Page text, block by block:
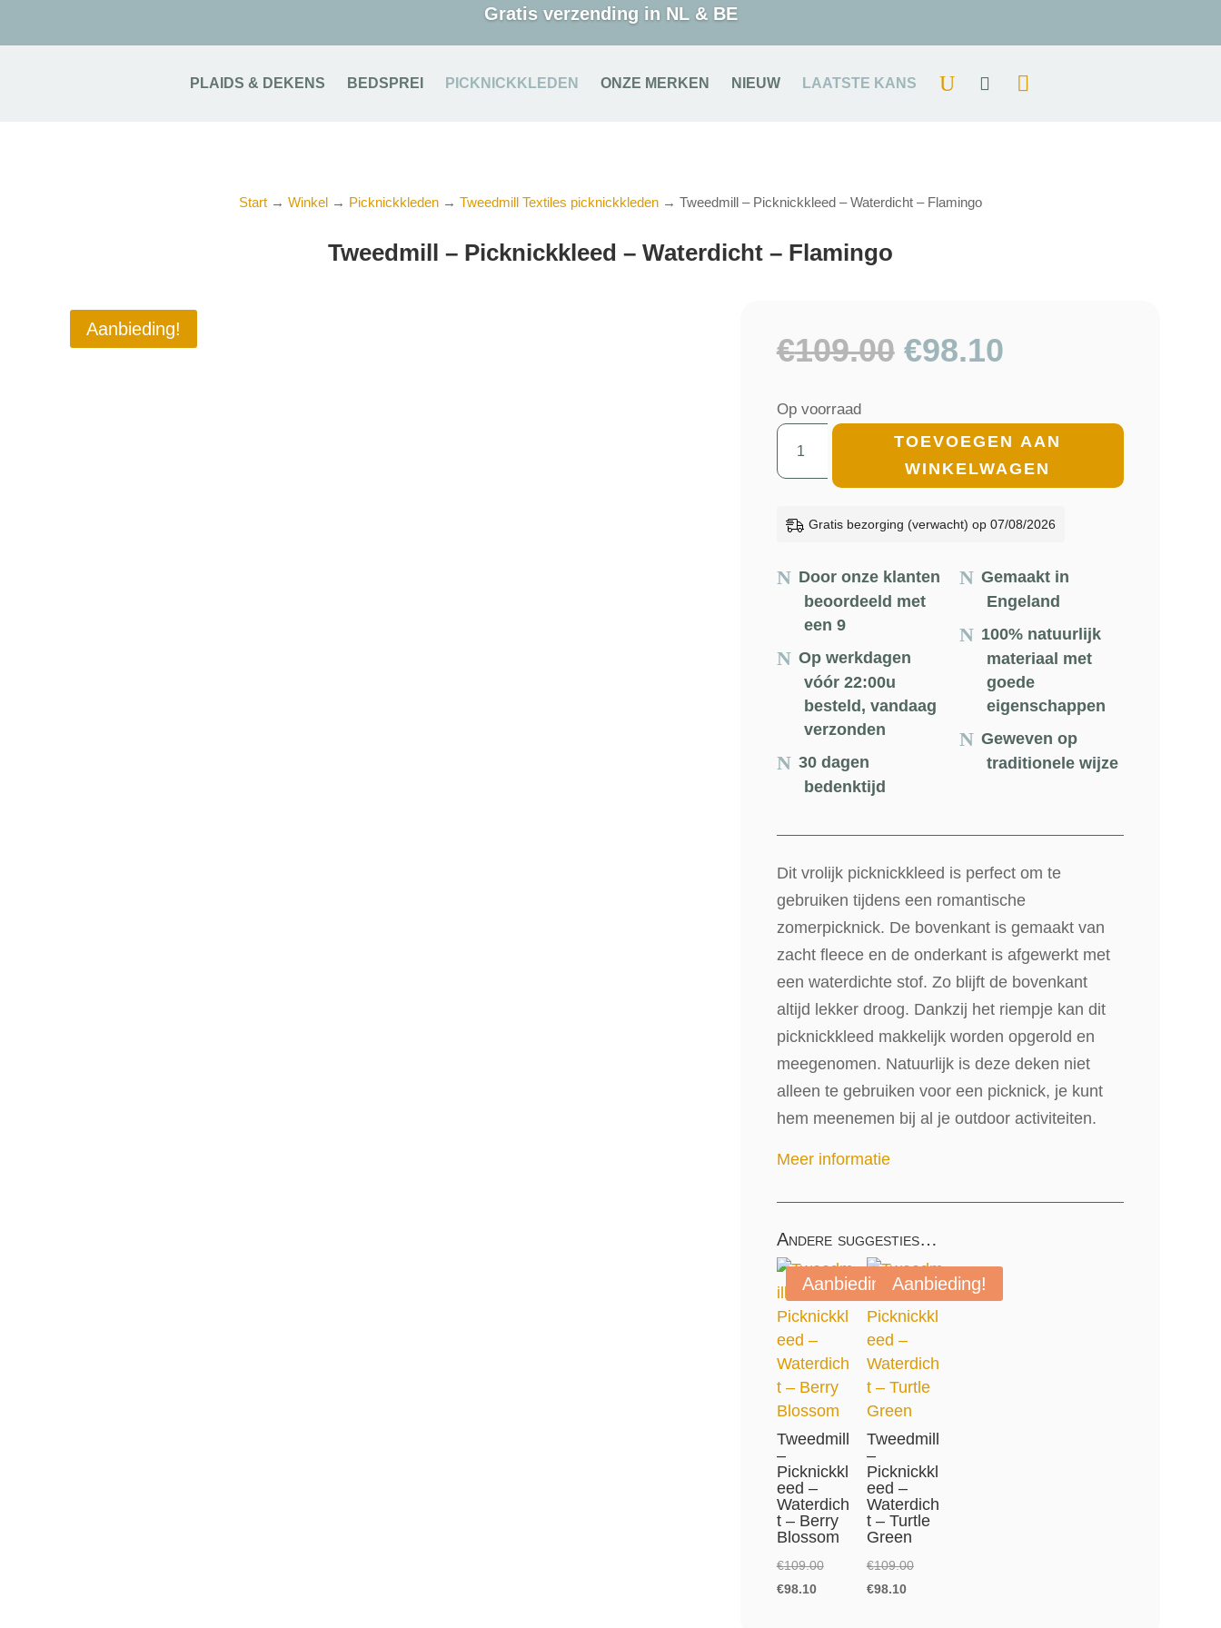
Gratis verzending in NL & BE
PLAIDS & DEKENS BEDSPREI PICKNICKKLEDEN ONZE MERKEN NIEUW LAATSTE KANS
Start → Winkel → Picknickkleden → Tweedmill Textiles picknickkleden → Tweedmill – Picknickkleed – Waterdicht – Flamingo
Tweedmill – Picknickkleed – Waterdicht – Flamingo
Aanbieding!
€109.00 Oorspronkelijke
€109.00.
€98.10Huidige
€98.10.
Op voorraad
Tweedmill
Picknickkleed
–
Flamingo
aantal
TOEVOEGEN AAN
WINKELWAGEN
Gratis bezorging (verwacht) op 07/08/2026
Door onze klanten
beoordeeld met
een 9
Op werkdagen
vóór 22:00u
besteld, vandaag
verzonden
30 dagen
bedenktijd
Gemaakt in
Engeland
100% natuurlijk
materiaal met
goede
eigenschappen
Geweven op
traditionele wijze
Dit vrolijk picknickkleed is perfect om te
gebruiken tijdens een romantische
zomerpicknick. De bovenkant is gemaakt van
zacht fleece en de onderkant is afgewerkt met
een waterdichte stof. Zo blijft de bovenkant
altijd lekker droog. Dankzij het riempje kan dit
picknickkleed makkelijk worden opgerold en
meegenomen. Natuurlijk is deze deken niet
alleen te gebruiken voor een picknick, je kunt
hem meenemen bij al je outdoor activiteiten.
Meer informatie
Andere suggesties…
Aanbieding!
Tweedmill
–
Picknickkl
eed –
Waterdich
t – Berry
Blossom
€109.00Oorspronkelijke
€98.10Huidige
Aanbieding!
Tweedmill
–
Picknickkl
eed –
Waterdich
t – Turtle
Green
€109.00Oorspronkelijke
€98.10Huidige